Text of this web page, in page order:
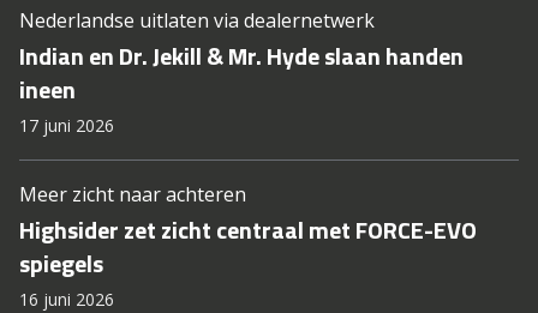
Nederlandse uitlaten via dealernetwerk
Indian en Dr. Jekill & Mr. Hyde slaan handen
ineen
17 juni 2026
Meer zicht naar achteren
Highsider zet zicht centraal met FORCE-EVO
spiegels
16 juni 2026